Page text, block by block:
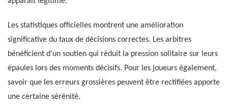
Les statistiques officielles montrent une amélioration
significative du taux de décisions correctes. Les arbitres
bénéficient d’un soutien qui réduit la pression solitaire sur leurs
épaules lors des moments décisifs. Pour les joueurs également,
savoir que les erreurs grossières peuvent être rectifiées apporte
une certaine sérénité.